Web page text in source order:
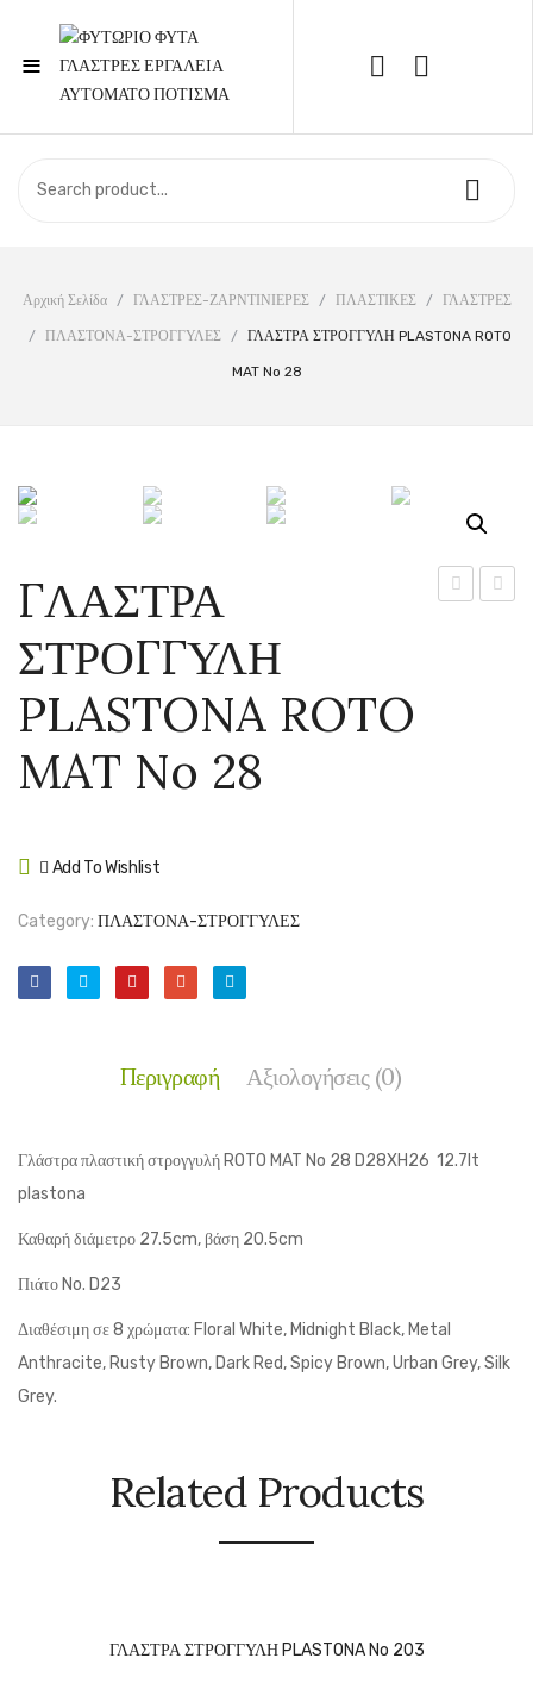
≡
Call Support: 210 6857844
ΣΧΕΤΙΚΆ ΜΕ ΕΜΆΣ
ΕΠΙΚΟΙΝΩΝΊΑ
Αρχική Σελίδα / ΓΛΑΣΤΡΕΣ-ΖΑΡΝΤΙΝΙΕΡΕΣ / ΠΛΑΣΤΙΚΕΣ / ΓΛΑΣΤΡΕΣ
/ ΠΛΑΣΤΟΝΑ-ΣΤΡΟΓΓΥΛΕΣ / ΓΛΑΣΤΡΑ ΣΤΡΟΓΓΥΛΗ PLASTONA ROTO
MAT No 28
ΓΛΑΣΤΡΑ
ΣΤΡΟΓΓΥΛΗ
PLASTONA ROTO
MAT No 28
Add To Wishlist
Category: ΠΛΑΣΤΟΝΑ-ΣΤΡΟΓΓΥΛΕΣ
Περιγραφή Αξιολογήσεις (0)
Γλάστρα πλαστική στρογγυλή ROTO MAT No 28 D28XH26 12.7lt
plastona
Καθαρή διάμετρο 27.5cm, βάση 20.5cm
Πιάτο No. D23
Διαθέσιμη σε 8 χρώματα: Floral White, Midnight Black, Metal
Anthracite, Rusty Brown, Dark Red, Spicy Brown, Urban Grey, Silk
Grey.
Related Products
ΓΛΑΣΤΡΑ ΣΤΡΟΓΓΥΛΗ PLASTONA No 203